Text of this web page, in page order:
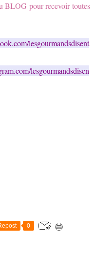
BLOG pour recevoir toutes
lesgourmandsdisent
lesgourmandsdisen
0